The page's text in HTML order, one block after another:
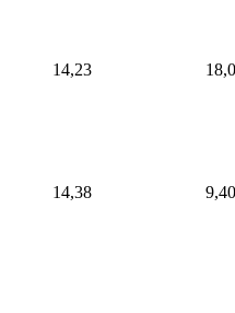
14,23
14,38 9,40